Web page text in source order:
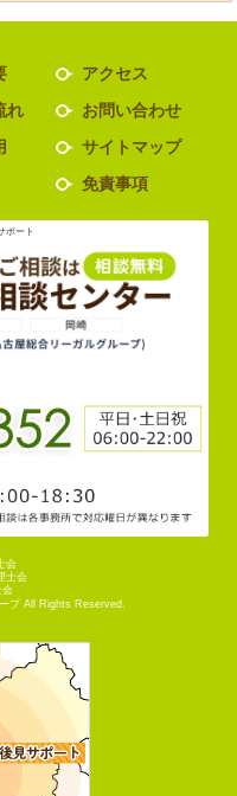
れ
アクセス
お問い合わせ
サイトマップ
免責事項
ポート
会
士会
会
プ All Rights Reserved.